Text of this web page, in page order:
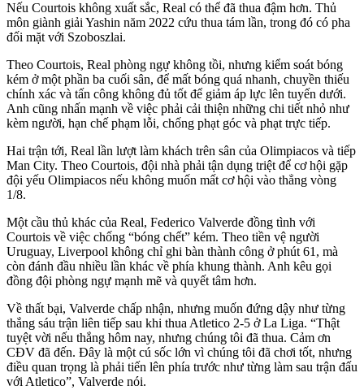
Nếu Courtois không xuất sắc, Real có thể đã thua đậm hơn. Thủ
môn giành giải Yashin năm 2022 cứu thua tám lần, trong đó có pha
đối mặt với Szoboszlai.
Theo Courtois, Real phòng ngự không tồi, nhưng kiểm soát bóng
kém ở một phần ba cuối sân, để mất bóng quá nhanh, chuyền thiếu
chính xác và tấn công không đủ tốt để giảm áp lực lên tuyến dưới.
Anh cũng nhấn mạnh về việc phải cải thiện những chi tiết nhỏ như
kèm người, hạn chế phạm lỗi, chống phạt góc và phạt trực tiếp.
Hai trận tới, Real lần lượt làm khách trên sân của Olimpiacos và tiếp
Man City. Theo Courtois, đội nhà phải tận dụng triệt để cơ hội gặp
đội yếu Olimpiacos nếu không muốn mất cơ hội vào thẳng vòng
1/8.
Một cầu thủ khác của Real, Federico Valverde đồng tình với
Courtois về việc chống “bóng chết” kém. Theo tiền vệ người
Uruguay, Liverpool không chỉ ghi bàn thành công ở phút 61, mà
còn đánh đầu nhiều lần khác về phía khung thành. Anh kêu gọi
đồng đội phòng ngự mạnh mẽ và quyết tâm hơn.
Về thất bại, Valverde chấp nhận, nhưng muốn đứng dậy như từng
thắng sáu trận liên tiếp sau khi thua Atletico 2-5 ở La Liga. “Thật
tuyệt vời nếu thắng hôm nay, nhưng chúng tôi đã thua. Cảm ơn
CĐV đã đến. Đây là một cú sốc lớn vì chúng tôi đã chơi tốt, nhưng
điều quan trọng là phải tiến lên phía trước như từng làm sau trận đấu
với Atletico”, Valverde nói.